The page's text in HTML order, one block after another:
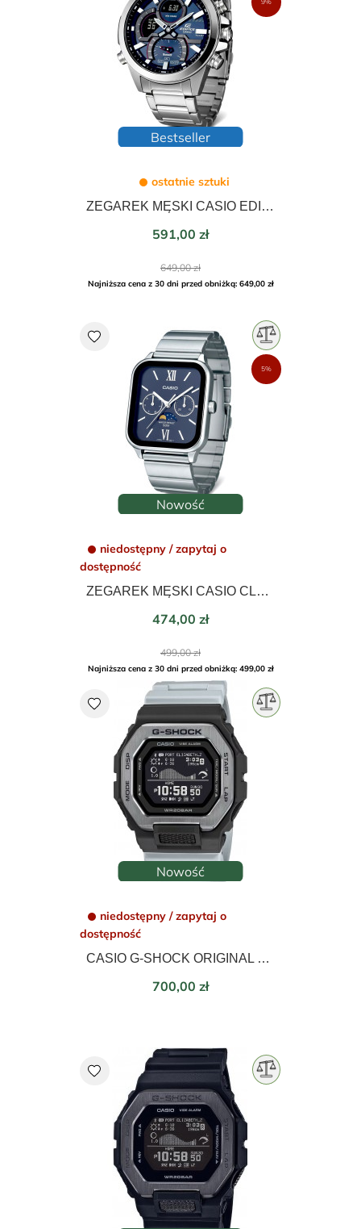
Bestseller
ostatnie sztuki
ZEGAREK MĘSKI CASIO EDIFICE PREMIUM BLUETOOTH 49mm ECB-30D-1AEF
Cena
591,00 zł
Cena
podstawowa
649,00 zł
Najniższa cena z 30 dni przed obniżką: 649,00 zł
Nowość
niedostępny / zapytaj o
dostępność
ZEGAREK MĘSKI CASIO CLASSIC COLLECTION MOON PHASE 34mm MTP-M305D-1A2VDF
Cena
474,00 zł
Cena
podstawowa
499,00 zł
Najniższa cena z 30 dni przed obniżką: 499,00 zł
favorite
5%
Nowość
niedostępny / zapytaj o
dostępność
CASIO G-SHOCK ORIGINAL G-LIDE GBX-100TT-8ER
Cena
700,00 zł
favorite
favorite